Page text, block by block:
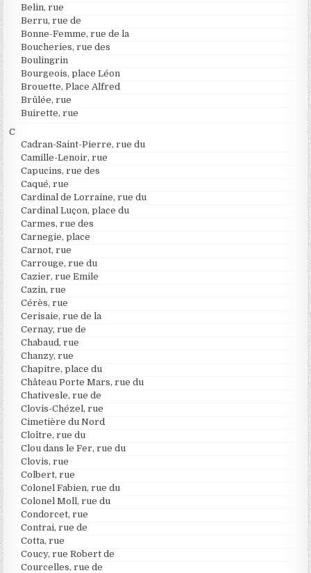
Belin, rue
Berru, rue de
Bonne-Femme, rue de la
Boucheries, rue des
Boulingrin
Bourgeois, place Léon
Brouette, Place Alfred
Brûlée, rue
Buirette, rue
C
Cadran-Saint-Pierre, rue du
Camille-Lenoir, rue
Capucins, rue des
Caqué, rue
Cardinal de Lorraine, rue du
Cardinal Luçon, place du
Carmes, rue des
Carnegie, place
Carnot, rue
Carrouge, rue du
Cazier, rue Emile
Cazin, rue
Cérès, rue
Cerisaie, rue de la
Cernay, rue de
Chabaud, rue
Chanzy, rue
Chapitre, place du
Château Porte Mars, rue du
Chativesle, rue de
Clovis-Chézel, rue
Cimetière du Nord
Cloître, rue du
Clou dans le Fer, rue du
Clovis, rue
Colbert, rue
Colonel Fabien, rue du
Colonel Moll, rue du
Condorcet, rue
Contrai, rue de
Cotta, rue
Coucy, rue Robert de
Courcelles, rue de